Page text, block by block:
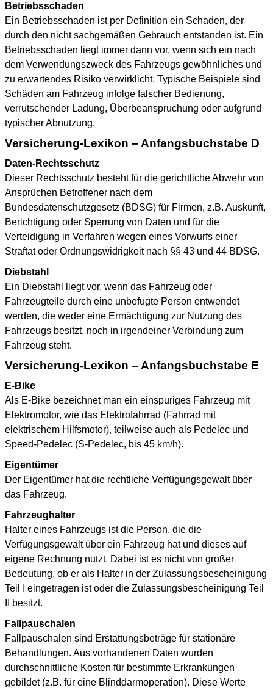
Betriebsschaden
Ein Betriebsschaden ist per Definition ein Schaden, der
durch den nicht sachgemäßen Gebrauch entstanden ist. Ein
Betriebsschaden liegt immer dann vor, wenn sich ein nach
dem Verwendungszweck des Fahrzeugs gewöhnliches und
zu erwartendes Risiko verwirklicht. Typische Beispiele sind
Schäden am Fahrzeug infolge falscher Bedienung,
verrutschender Ladung, Überbeanspruchung oder aufgrund
typischer Abnutzung.
Versicherung-Lexikon – Anfangsbuchstabe D
Daten-Rechtsschutz
Dieser Rechtsschutz besteht für die gerichtliche Abwehr von
Ansprüchen Betroffener nach dem
Bundesdatenschutzgesetz (BDSG) für Firmen, z.B. Auskunft,
Berichtigung oder Sperrung von Daten und für die
Verteidigung in Verfahren wegen eines Vorwurfs einer
Straftat oder Ordnungswidrigkeit nach §§ 43 und 44 BDSG.
Diebstahl
Ein Diebstahl liegt vor, wenn das Fahrzeug oder
Fahrzeugteile durch eine unbefugte Person entwendet
werden, die weder eine Ermächtigung zur Nutzung des
Fahrzeugs besitzt, noch in irgendeiner Verbindung zum
Fahrzeug steht.
Versicherung-Lexikon – Anfangsbuchstabe E
E-Bike
Als E-Bike bezeichnet man ein einspuriges Fahrzeug mit
Elektromotor, wie das Elektrofahrrad (Fahrrad mit
elektrischem Hilfsmotor), teilweise auch als Pedelec und
Speed-Pedelec (S-Pedelec, bis 45 km/h).
Eigentümer
Der Eigentümer hat die rechtliche Verfügungsgewalt über
das Fahrzeug.
Fahrzeughalter
Halter eines Fahrzeugs ist die Person, die die
Verfügungsgewalt über ein Fahrzeug hat und dieses auf
eigene Rechnung nutzt. Dabei ist es nicht von großer
Bedeutung, ob er als Halter in der Zulassungsbescheinigung
Teil I eingetragen ist oder die Zulassungsbescheinigung Teil
II besitzt.
Fallpauschalen
Fallpauschalen sind Erstattungsbeträge für stationäre
Behandlungen. Aus vorhandenen Daten wurden
durchschnittliche Kosten für bestimmte Erkrankungen
gebildet (z.B. für eine Blinddarmoperation). Diese Werte